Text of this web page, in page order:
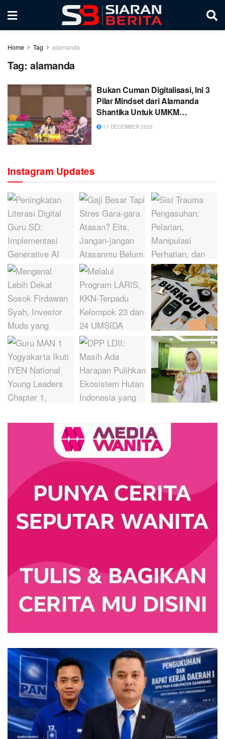
Home Tag alamanda
Tag: alamanda
Bukan Cuman Digitalisasi, Ini 3
Pilar Mindset dari Alamanda
Shantika Untuk UMKM
Berkelanjutan
17 DECEMBER 2025
Instagram Updates